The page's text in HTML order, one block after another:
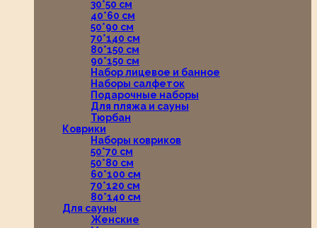
30*50 см
40*60 см
50*90 см
70*140 см
80*150 см
90*150 см
Набор лицевое и банное
Наборы салфеток
Подарочные наборы
Для пляжа и сауны
Тюрбан
Коврики
Наборы ковриков
50*70 см
50*80 см
60*100 см
70*120 см
80*140 см
Для сауны
Женские